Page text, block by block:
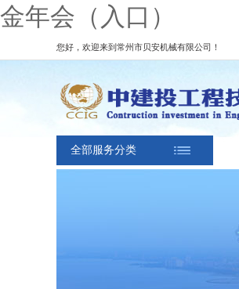
金年会（入口）
您好，欢迎来到常州市贝安机械有限公司！
全部服务分类